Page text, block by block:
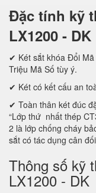
Đặc tính kỹ
LX1200 - DK
✔ Két sắt khóa Đổi Mã
Triệu Mã Số tùy ý.
✔ Két có kết cấu an
✔ Toàn thân két đúc
“Lớp thứ nhất thép
2 là lớp chống cháy
sắt có tác dụng cân
Thông số kỹ
LX1200 - DK